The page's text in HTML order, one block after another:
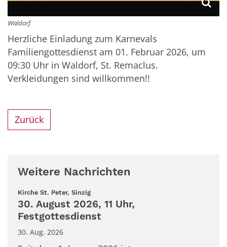
Waldorf
Herzliche Einladung zum Karnevals
Familiengottesdienst am 01. Februar 2026, um
09:30 Uhr in Waldorf, St. Remaclus.
Verkleidungen sind willkommen!!
Zurück
Weitere Nachrichten
Kirche St. Peter, Sinzig:
30. August 2026, 11 Uhr,
Festgottesdienst
30. Aug. 2026